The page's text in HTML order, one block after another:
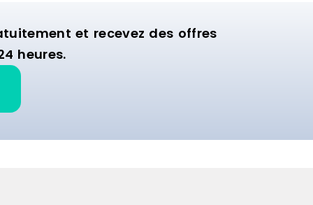
et recevez des offres
heures.